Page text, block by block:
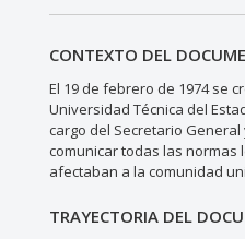
CONTEXTO DEL
El 19 de febrero de 1974 se
Universidad Técnica del
cargo del Secretario
comunicar todas las normas
afectaban a la comunidad
TRAYECTORIA DEL